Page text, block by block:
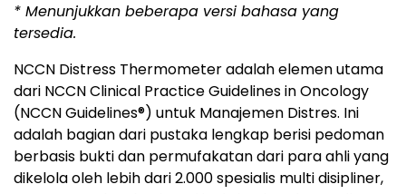
* Menunjukkan beberapa versi bahasa yang
tersedia.
NCCN Distress Thermometer adalah elemen utama
dari NCCN Clinical Practice Guidelines in Oncology
(NCCN Guidelines®) untuk Manajemen Distres. Ini
adalah bagian dari pustaka lengkap berisi pedoman
berbasis bukti dan permufakatan dari para ahli yang
dikelola oleh lebih dari 2.000 spesialis multi disipliner,